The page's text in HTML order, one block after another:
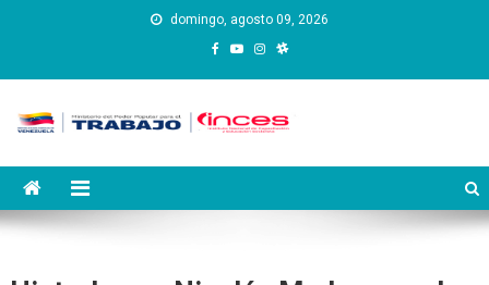
domingo, agosto 09, 2026
Instituto Nacional de
Capacitación y Educación